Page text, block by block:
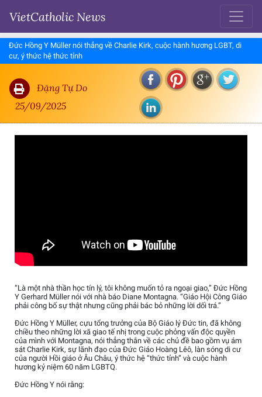
VietCatholic News
Đức Hồng Y Müller nói thẳng về Charlie Kirk, cuộc hành hương LGBT, di
cư, ý thức hệ thức tỉnh
Đặng Tự Do
25/09/2025
“Là một nhà thần học tín lý, tôi không muốn tỏ ra ngoại giao,” Đức Hồng
Y Gerhard Müller nói với nhà báo Diane Montagna. “Giáo Hội Công Giáo
phải công bố sự thật nhưng cũng phải bác bỏ những lời dối trá.”
Đức Hồng Y Müller, cựu tổng trưởng của Bộ Giáo lý Đức tin, đã không
chiều theo những lời xã giao tế nhị trong cuộc phỏng vấn độc quyền
của mình với Montagna, nói thẳng thắn về các chủ đề bao gồm vụ ám
sát Charlie Kirk, sự lãnh đạo của Đức Giáo Hoàng Lêô, làn sóng di cư
của người Hồi giáo ở Âu Châu, ý thức hệ “thức tỉnh” và cuộc hành
hương kỷ niệm 60 năm LGBTQ.
Đức Hồng Y nói rằng: